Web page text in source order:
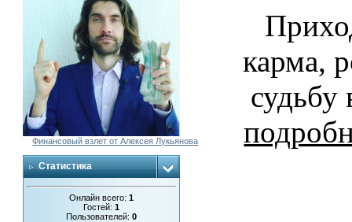
Финансовый взлет от Алексея Лукьянова
Статистика
Онлайн всего:1
Гостей:1
Пользователей:0
карма,
судьбу